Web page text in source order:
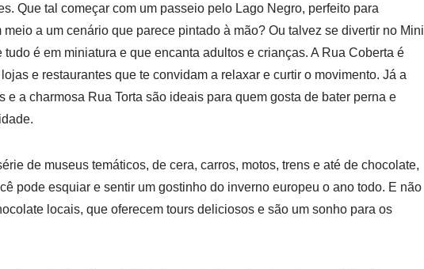
Que tal começar com um passeio pelo Lago Negro, perfeito para
a um cenário que parece pintado à mão? Ou talvez se divertir no Mini
é em miniatura e que encanta adultos e crianças. A Rua Coberta é
e restaurantes que te convidam a relaxar e curtir o movimento. Já a
e a charmosa Rua Torta são ideais para quem gosta de bater perna e
de museus temáticos, de cera, carros, motos, trens e até de chocolate,
pode esquiar e sentir um gostinho do inverno europeu o ano todo. E não
locais, que oferecem tours deliciosos e são um sonho para os